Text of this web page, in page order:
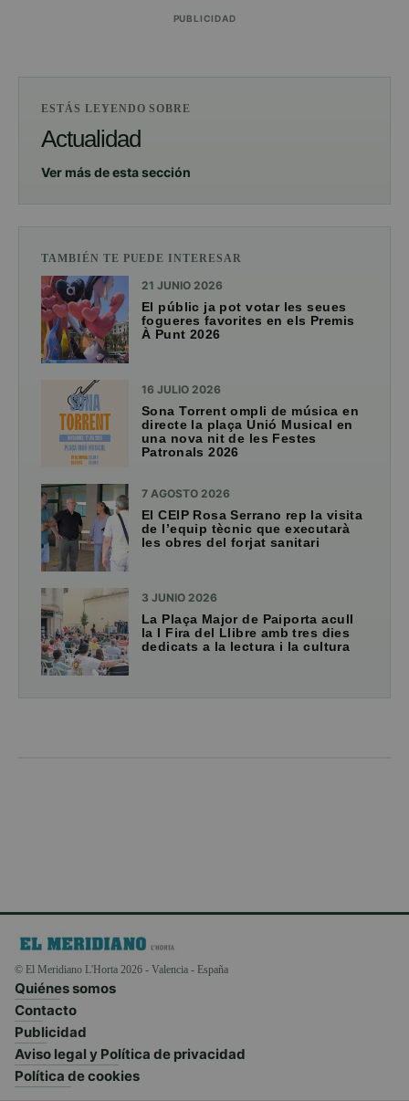
PUBLICIDAD
ESTÁS LEYENDO SOBRE
Actualidad
Ver más de esta sección
TAMBIÉN TE PUEDE INTERESAR
21 JUNIO 2026
El públic ja pot votar les seues
fogueres favorites en els Premis
À Punt 2026
16 JULIO 2026
Sona Torrent ompli de música en
directe la plaça Unió Musical en
una nova nit de les Festes
Patronals 2026
7 AGOSTO 2026
El CEIP Rosa Serrano rep la visita
de l’equip tècnic que executarà
les obres del forjat sanitari
3 JUNIO 2026
La Plaça Major de Paiporta acull
la I Fira del Llibre amb tres dies
dedicats a la lectura i la cultura
© El Meridiano L'Horta 2026 - Valencia - España
Quiénes somos
Contacto
Publicidad
Aviso legal y Política de privacidad
Política de cookies